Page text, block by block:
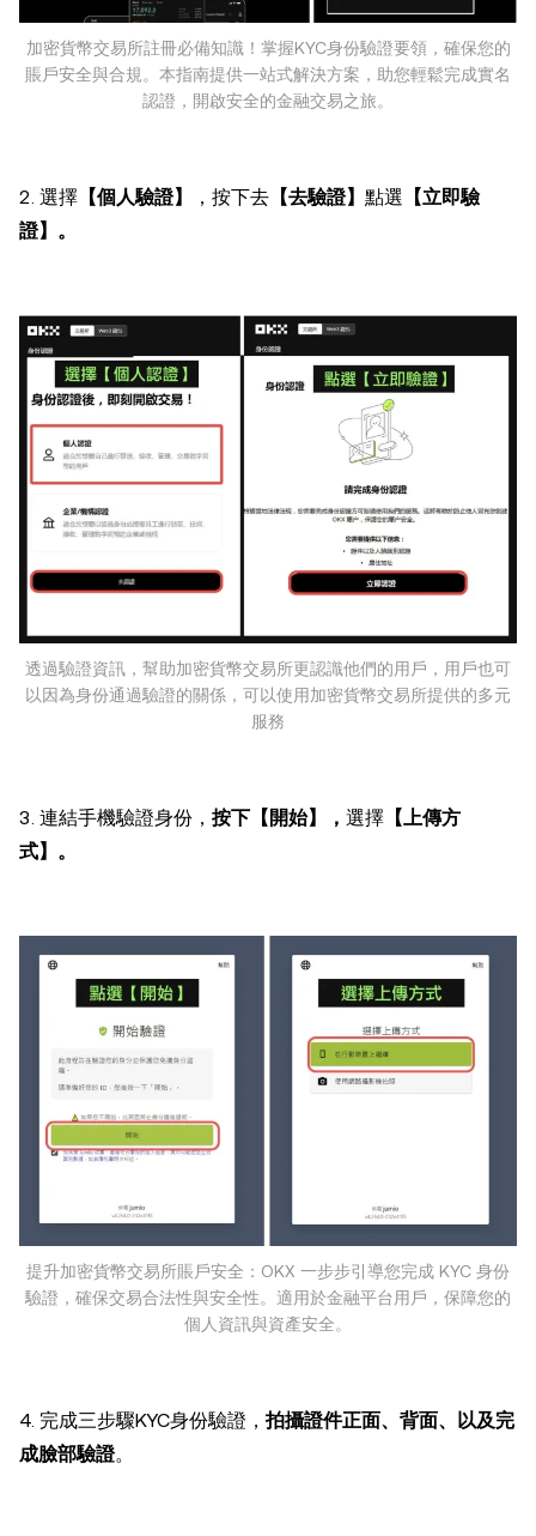
加密貨幣交易所註冊必備知識！掌握KYC身份驗證要領，確保您的
賬戶安全與合規。本指南提供一站式解決方案，助您輕鬆完成實名
認證，開啟安全的金融交易之旅。
2. 選擇 【個人驗證】 ，按下去 【去驗證】 點選 【立即驗
證】。
透過驗證資訊，幫助加密貨幣交易所更認識他們的用戶，用戶也可
以因為身份通過驗證的關係，可以使用加密貨幣交易所提供的多元
服務
3. 連結手機驗證身份， 按下【開始】， 選擇 【上傳方
式】。
提升加密貨幣交易所賬戶安全：OKX 一步步引導您完成 KYC 身份
驗證，確保交易合法性與安全性。適用於金融平台用戶，保障您的
個人資訊與資產安全。
4. 完成三步驟KYC身份驗證， 拍攝證件正面、背面、以及完
成臉部驗證。